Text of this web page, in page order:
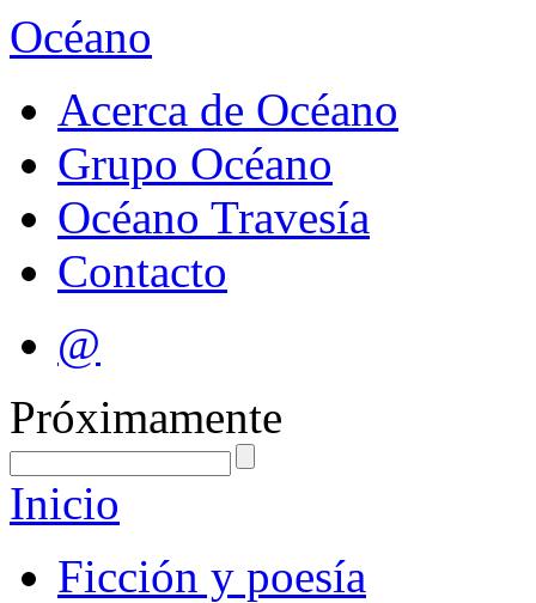
Océano
Acerca de Océano
Grupo Océano
Océano Travesía
Contacto
@
Próximamente
Inicio
Ficción y poesía